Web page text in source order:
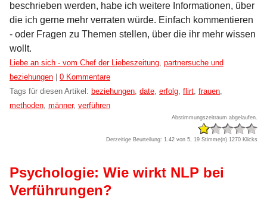
beschrieben werden, habe ich weitere Informationen, über
die ich gerne mehr verraten würde. Einfach kommentieren
- oder Fragen zu Themen stellen, über die ihr mehr wissen
wollt.
Kategorien:
Liebe an sich - vom Chef der Liebeszeitung, partnersuche und
beziehungen
0 Kommentare
Tags für diesen Artikel: beziehungen, date, erfolg, flirt, frauen,
methoden, männer, verführen
Abstimmungszeitraum abgelaufen.
Derzeitige Beurteilung: 1.42 von 5, 19 Stimme(n) 1270 Klicks
Psychologie: Wie wirkt NLP bei
Verführungen?